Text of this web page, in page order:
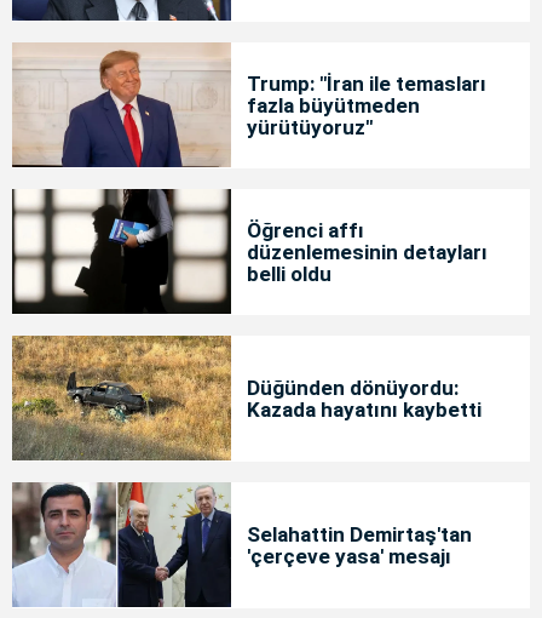
Trump: "İran ile temasları
fazla büyütmeden
yürütüyoruz"
Öğrenci affı
düzenlemesinin detayları
belli oldu
Düğünden dönüyordu:
Kazada hayatını kaybetti
Selahattin Demirtaş'tan
'çerçeve yasa' mesajı